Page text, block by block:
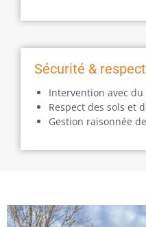
Sécurité &
Intervention avec
Respect des sols et
Gestion raisonnée